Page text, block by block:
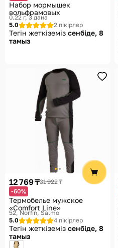
Набор мормышек
вольфрамовых
0.22 г, 3 дана
5.0
2 пікірлер
Тегін жеткіземіз сенбіде, 8
тамыз
12 769 ₸31 922 ₸
-60%
Термобелье мужское
«Comfort Line»
52 Norfin, Salmo
5.0
4 пікірлер
Тегін жеткіземіз сенбіде, 8
тамыз